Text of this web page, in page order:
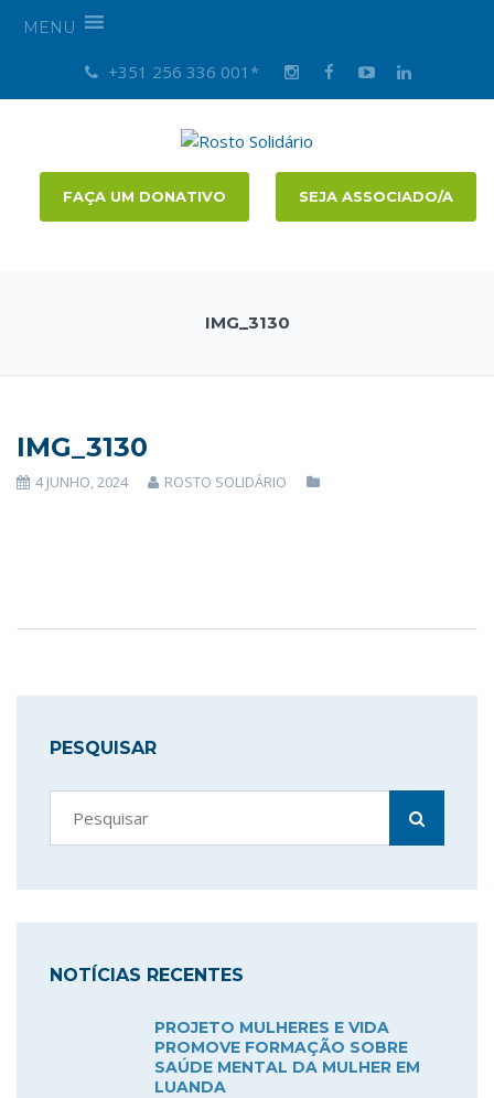
MENU
+351 256 336 001*
FAÇA UM DONATIVO SEJA ASSOCIADO/A
IMG_3130
IMG_3130
4 JUNHO, 2024 ROSTO SOLIDÁRIO
PESQUISAR
NOTÍCIAS RECENTES
PROJETO MULHERES E VIDA
PROMOVE FORMAÇÃO SOBRE
SAÚDE MENTAL DA MULHER EM
LUANDA